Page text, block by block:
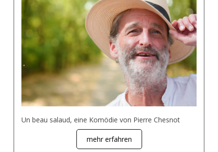
Un beau salaud, eine Komödie von Pierre Chesnot
mehr erfahren